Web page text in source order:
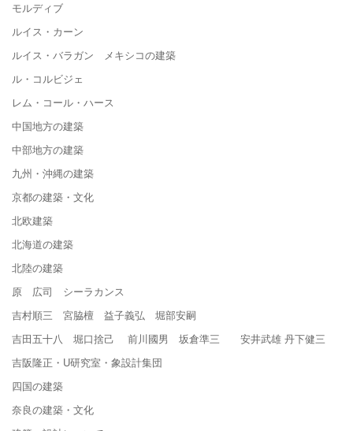
モルディブ
ルイス・カーン
ルイス・バラガン メキシコの建築
ル・コルビジェ
レム・コール・ハース
中国地方の建築
中部地方の建築
九州・沖縄の建築
京都の建築・文化
北欧建築
北海道の建築
北陸の建築
原 広司 シーラカンス
吉村順三 宮脇檀 益子義弘 堀部安嗣
吉田五十八 堀口捨己 前川國男 坂倉準三 安井武雄 丹下健三
吉阪隆正・U研究室・象設計集団
四国の建築
奈良の建築・文化